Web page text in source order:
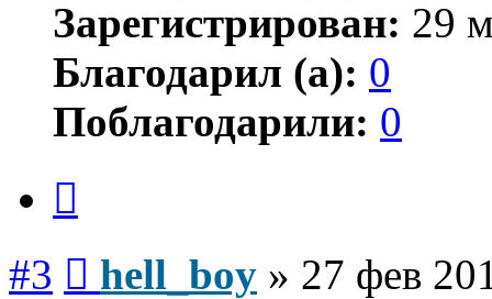
Зарегистрирован: 29
Благодарил (а): 0
Поблагодарили: 0
#3 hell_boy » 27 фев